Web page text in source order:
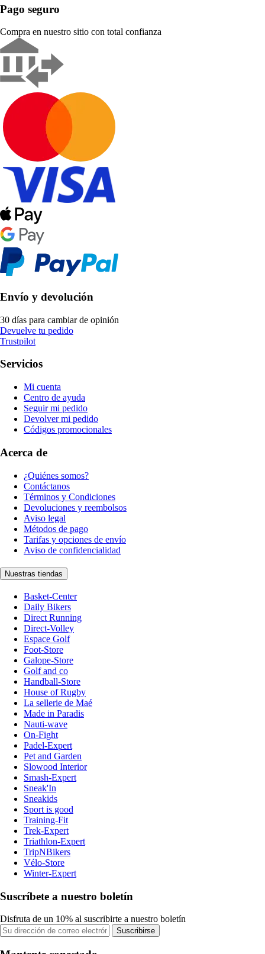
Pago seguro
Compra en nuestro sitio con total confianza
Envío y devolución
30 días para cambiar de opinión
Devuelve tu pedido
Trustpilot
Servicios
Mi cuenta
Centro de ayuda
Seguir mi pedido
Devolver mi pedido
Códigos promocionales
Acerca de
¿Quiénes somos?
Contáctanos
Términos y Condiciones
Devoluciones y reembolsos
Aviso legal
Métodos de pago
Tarifas y opciones de envío
Aviso de confidencialidad
Nuestras tiendas
Basket-Center
Daily Bikers
Direct Running
Direct-Volley
Espace Golf
Foot-Store
Galope-Store
Golf and co
Handball-Store
House of Rugby
La sellerie de Maé
Made in Paradis
Nauti-wave
On-Fight
Padel-Expert
Pet and Garden
Slowood Interior
Smash-Expert
Sneak'In
Sneakids
Sport is good
Training-Fit
Trek-Expert
Triathlon-Expert
TripNBikers
Vélo-Store
Winter-Expert
Suscríbete a nuestro boletín
Disfruta de un 10% al suscribirte a nuestro boletín
Suscribirse